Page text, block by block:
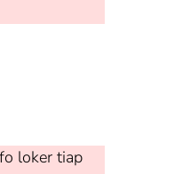
loker tiap